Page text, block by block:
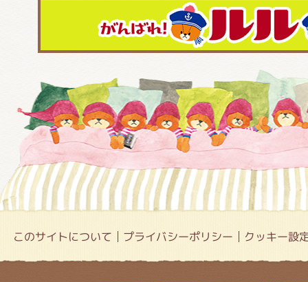
このサイトについて プライバシーポリシー クッキー設